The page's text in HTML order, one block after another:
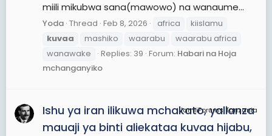
miili mikubwa sana(mawowo) na wanaume...
Yoda Thread Feb 8, 2026 africa
kiislamu
kuvaa
mashiko waarabu
waarabu africa
wanawake
Replies: 39 Forum: Habari na Hoja
mchanganyiko
JamiiForums Tanzania
Ishu ya iran ilikuwa mchakato, yalianza
mauaji ya binti aliekataa kuvaa hijabu,